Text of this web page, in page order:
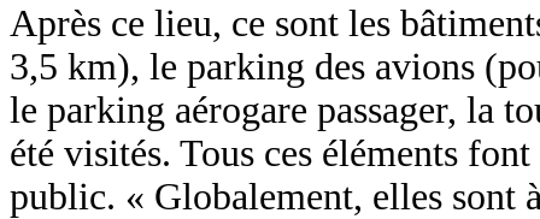
Après ce lieu, ce sont les
3,5 km), le parking des avions
le parking aérogare passager, la
été visités. Tous ces éléments
public. « Globalement, elles sont